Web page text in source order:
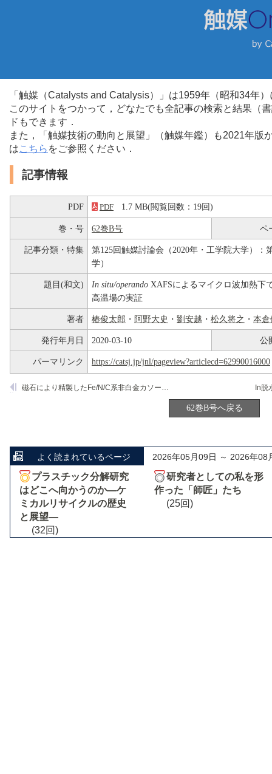
「触媒（Catalysts and Catalysis）」は1959年（昭和34年
このサイトをつかって，どなたでも全記事の検索と結果（
ドもできます．
また，「触媒技術の動向と展望」（触媒年鑑）も2021年
はこちら をご参照ください．
記事情報
PDF PDF 1.7 MB(閲覧回数：19回)
巻・号 62巻B号 ペ
記事分類・特集
第125回触媒討論会（2020年・工学院大学）：
学）
題目(和文) In situ/operando XAFSによるマイクロ波加熱下
高温場の実証
著者 椿俊太郎 ・ 阿野大史 ・ 劉安越 ・ 松久将之 ・ 本倉
発行年月日 2020-03-10 公
パーマリンク https://catsj.jp/jnl/pageview?articlecd=62990016000
磁石により精製したFe/N/C系非白金カソード触媒の単核Feサイトの観察
62巻B号へ戻る
よく読まれているページ 2026年05月09日 ～ 2026年08
プラスチック分解研究
はどこへ向かうのか―ケ
ミカルリサイクルの歴史
と展望―
(32回)
研究者としての私を形
作った「師匠」たち
(25回)